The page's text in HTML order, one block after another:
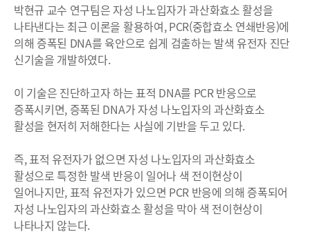
박현규 교수 연구팀은 자성 나노입자가 과산화효소 활성을
나타낸다는 최근 이론을 활용하여, PCR(중합효소 연쇄반응)에
의해 증폭된 DNA를 육안으로 쉽게 검출하는 발색 유전자 진단
신기술을 개발하였다.
이 기술은 진단하고자 하는 표적 DNA를 PCR 반응으로
증폭시키면, 증폭된 DNA가 자성 나노입자의 과산화효소
활성을 현저히 저해한다는 사실에 기반을 두고 있다.
즉, 표적 유전자가 없으면 자성 나노입자의 과산화효소
활성으로 특정한 발색 반응이 일어나 색 전이현상이
일어나지만, 표적 유전자가 있으면 PCR 반응에 의해 증폭되어
자성 나노입자의 과산화효소 활성을 막아 색 전이현상이
나타나지 않는다.